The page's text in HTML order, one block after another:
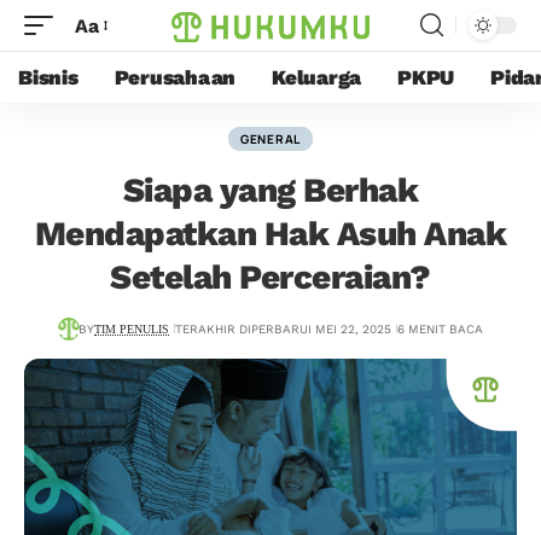
Aa
Bisnis Perusahaan Keluarga PKPU
GENERAL
Siapa yang Berhak
Mendapatkan Hak Asuh Anak
Setelah Perceraian?
BYTIM PENULIS TERAKHIR DIPERBARUI MEI 22, 2025 6 MENIT BACA